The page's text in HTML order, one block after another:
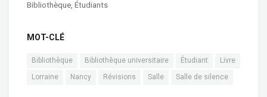
Bibliothèque, Étudiants
MOT-CLÉ
Bibliothèque Bibliothèque universitaire Étudiant
Livre
Lorraine
Nancy Révisions Salle Salle de silence